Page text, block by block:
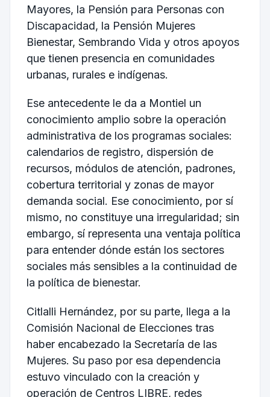
Mayores, la Pensión para Personas con
Discapacidad, la Pensión Mujeres
Bienestar, Sembrando Vida y otros apoyos
que tienen presencia en comunidades
urbanas, rurales e indígenas.
Ese antecedente le da a Montiel un
conocimiento amplio sobre la operación
administrativa de los programas sociales:
calendarios de registro, dispersión de
recursos, módulos de atención, padrones,
cobertura territorial y zonas de mayor
demanda social. Ese conocimiento, por sí
mismo, no constituye una irregularidad; sin
embargo, sí representa una ventaja política
para entender dónde están los sectores
sociales más sensibles a la continuidad de
la política de bienestar.
Citlalli Hernández, por su parte, llega a la
Comisión Nacional de Elecciones tras
haber encabezado la Secretaría de las
Mujeres. Su paso por esa dependencia
estuvo vinculado con la creación y
operación de Centros LIBRE, redes